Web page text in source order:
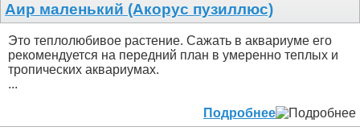
Аир маленький (Акорус пузиллюс)
Это теплолюбивое растение. Сажать в аквариуме его
рекомендуется на передний план в умеренно теплых и
тропических аквариумах.
...
Подробнее